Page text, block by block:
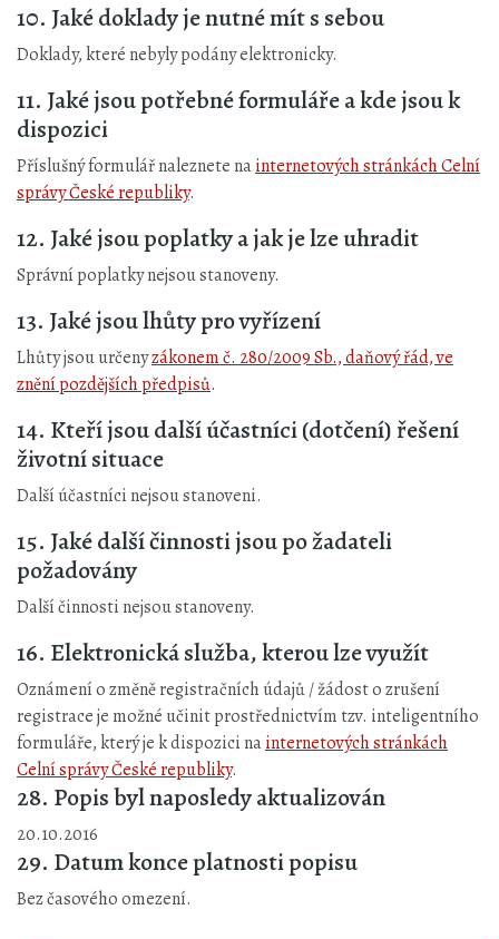
10. Jaké doklady je nutné mít s sebou
Doklady, které nebyly podány elektronicky.
11. Jaké jsou potřebné formuláře a kde jsou k
dispozici
Příslušný formulář naleznete nainternetových stránkách Celní
správy České republiky.
12. Jaké jsou poplatky a jak je lze uhradit
Správní poplatky nejsou stanoveny.
13. Jaké jsou lhůty pro vyřízení
Lhůty jsou určenyzákonem č. 280/2009 Sb., daňový řád, ve
znění pozdějších předpisů.
14. Kteří jsou další účastníci (dotčení) řešení
životní situace
Další účastníci nejsou stanoveni.
15. Jaké další činnosti jsou po žadateli
požadovány
Další činnosti nejsou stanoveny.
16. Elektronická služba, kterou lze využít
Oznámení o změně registračních údajů / žádost o zrušení
registrace je možné učinit prostřednictvím tzv. inteligentního
formuláře, který je k dispozici nainternetových stránkách
Celní správy České republiky.
28. Popis byl naposledy aktualizován
20.10.2016
29. Datum konce platnosti popisu
Bez časového omezení.